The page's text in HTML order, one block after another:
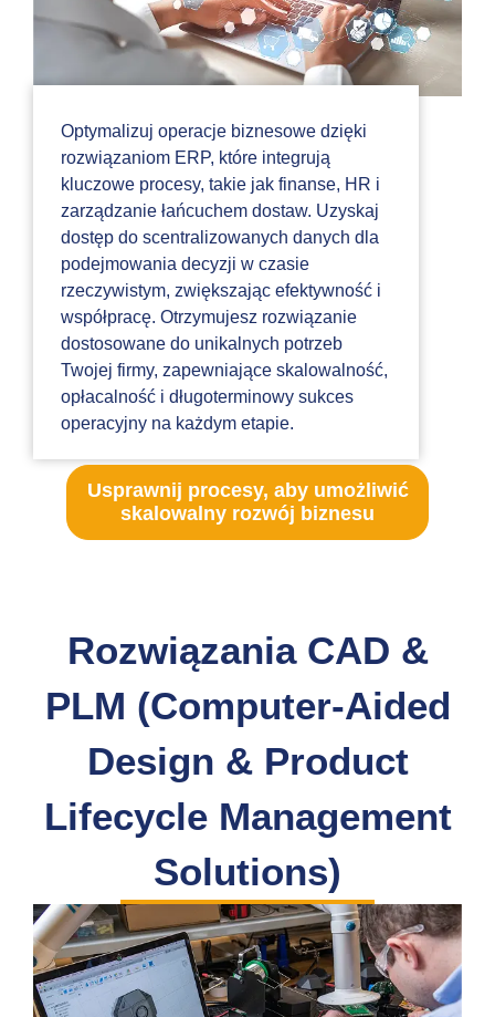
Optymalizuj operacje biznesowe dzięki
rozwiązaniom ERP, które integrują
kluczowe procesy, takie jak finanse, HR i
zarządzanie łańcuchem dostaw. Uzyskaj
dostęp do scentralizowanych danych dla
podejmowania decyzji w czasie
rzeczywistym, zwiększając efektywność i
współpracę. Otrzymujesz rozwiązanie
dostosowane do unikalnych potrzeb
Twojej firmy, zapewniające skalowalność,
opłacalność i długoterminowy sukces
operacyjny na każdym etapie.
Usprawnij procesy, aby umożliwić
skalowalny rozwój biznesu
Rozwiązania CAD &
PLM (Computer-Aided
Design & Product
Lifecycle Management
Solutions)